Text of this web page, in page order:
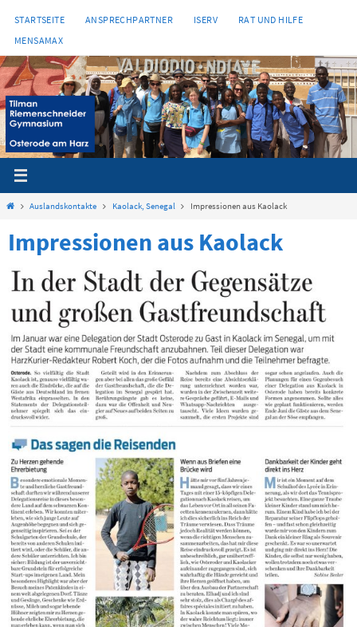
Inhalt
springen
STARTSEITE ANSPRECHPARTNER ISERV
RAT UND HILFE
MENSAMAX
StartAuslandskontakte Kaolack, Senegal Impressionen aus Kaolack
Impressionen aus Kaolack